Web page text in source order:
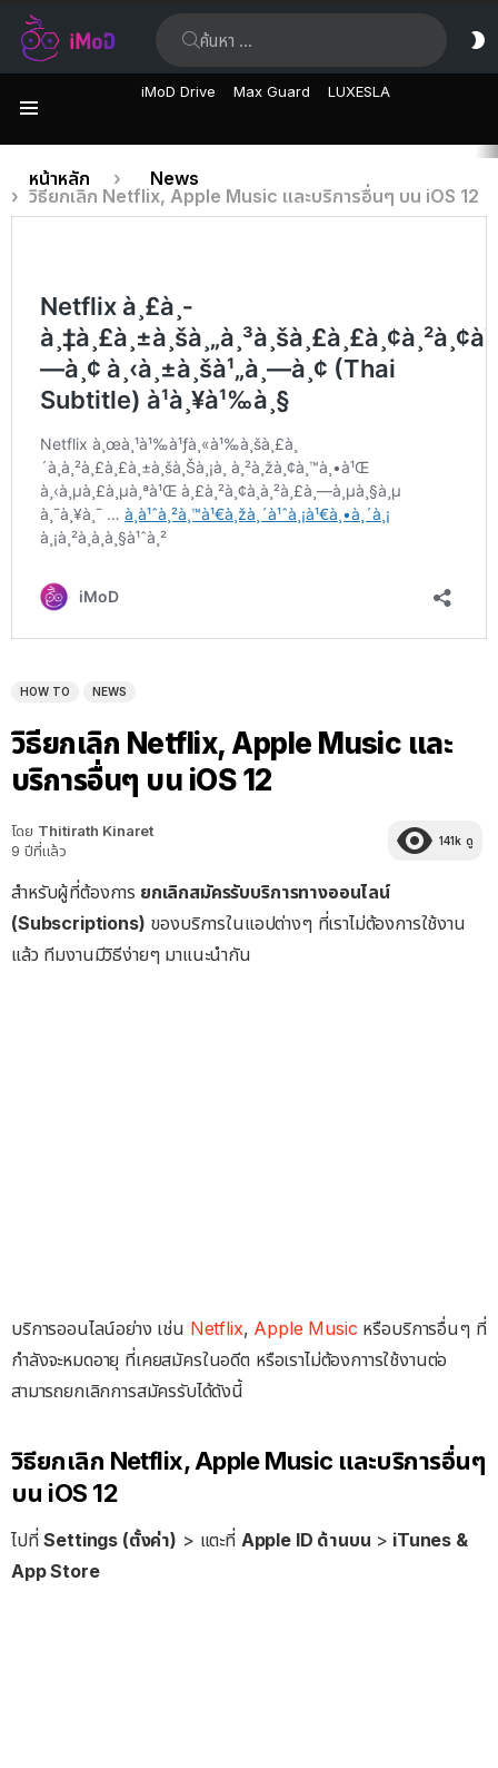
iMoD Drive Max Guard LUXESLA
เรื่อง
ล่าสุด
คุณอยู่ที่นี่:
หน้าหลัก
News
วิธียกเลิก Netflix, Apple Music และบริการอื่นๆ บน iOS 12
HOW TO NEWS
วิธียกเลิก Netflix, Apple Music และ
บริการอื่นๆ บน iOS 12
โดย Thitirath Kinaret
9 ปีที่แล้ว
141k ดู
สำหรับผู้ที่ต้องการ ยกเลิกสมัครรับบริการทางออนไลน์
(Subscriptions) ของบริการในแอปต่างๆ ที่เราไม่ต้องการใช้งาน
แล้ว ทีมงานมีวิธีง่ายๆ มาแนะนำกัน
บริการออนไลน์อย่าง เช่น Netflix, Apple Music หรือบริการอื่นๆ ที่
กำลังจะหมดอายุ ที่เคยสมัครในอดีต หรือเราไม่ต้องกาารใช้งานต่อ
สามารถยกเลิกการสมัครรับได้ดังนี้
วิธียกเลิก Netflix, Apple Music และบริการอื่นๆ
บน iOS 12
ไปที่Settings (ตั้งค่า) > แตะที่ Apple ID ด้านบน > iTunes &
App Store